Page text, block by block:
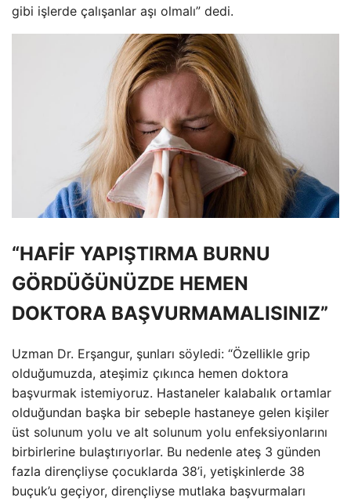
gibi işlerde çalışanlar aşı olmalı” dedi.
“HAFİF YAPIŞTIRMA BURNU
GÖRDÜĞÜNÜZDE HEMEN
DOKTORA BAŞVURMAMALISINIZ”
Uzman Dr. Erşangur, şunları söyledi: “Özellikle grip
olduğumuzda, ateşimiz çıkınca hemen doktora
başvurmak istemiyoruz. Hastaneler kalabalık ortamlar
olduğundan başka bir sebeple hastaneye gelen kişiler
üst solunum yolu ve alt solunum yolu enfeksiyonlarını
birbirlerine bulaştırıyorlar. Bu nedenle ateş 3 günden
fazla dirençliyse çocuklarda 38’i, yetişkinlerde 38
buçuk’u geçiyor, dirençliyse mutlaka başvurmaları